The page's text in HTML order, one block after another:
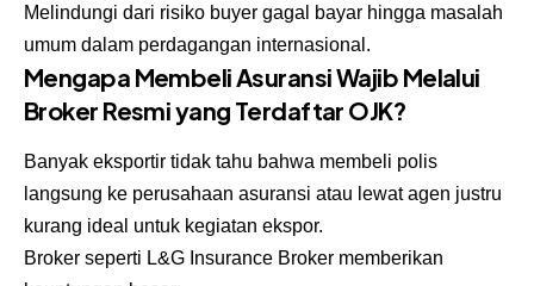
Melindungi dari risiko buyer gagal bayar hingga masalah
umum dalam perdagangan internasional.
Mengapa Membeli Asuransi Wajib Melalui
Broker Resmi yang Terdaftar OJK?
Banyak eksportir tidak tahu bahwa membeli polis
langsung ke perusahaan asuransi atau lewat agen justru
kurang ideal untuk kegiatan ekspor.
Broker seperti L&G Insurance Broker memberikan